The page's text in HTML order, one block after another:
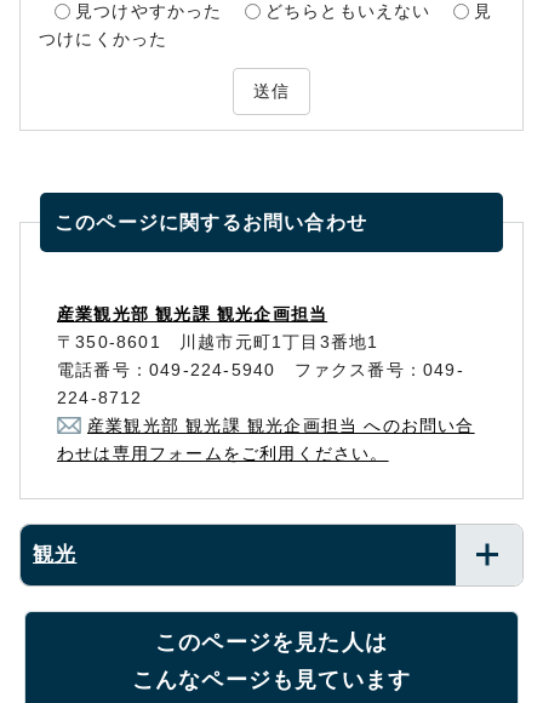
見つけやすかった
どちらともいえない
見
つけにくかった
送信
このページに関するお問い合わせ
産業観光部 観光課 観光企画担当
〒350-8601 川越市元町1丁目3番地1
電話番号：049-224-5940 ファクス番号：049-
224-8712
産業観光部 観光課 観光企画担当 へのお問い合
わせは専用フォームをご利用ください。
観光
このページを見た人は
こんなページも見ています